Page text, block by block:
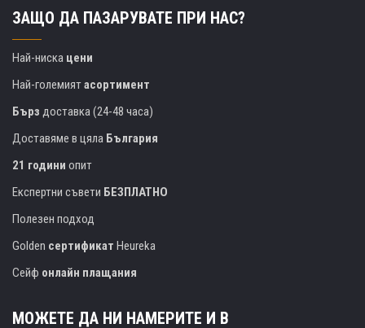
ЗАЩО ДА ПАЗАРУВАТЕ ПРИ НАС?
Най-ниска цени
Най-големиятасортимент
Бърз доставка (24-48 часа)
Доставяме в цяла България
21 години опит
Експертни съвети БЕЗПЛАТНО
Полезен подход
Golden сертификат Heureka
Сейф онлайн плащания
МОЖЕТЕ ДА НИ НАМЕРИТЕ И В